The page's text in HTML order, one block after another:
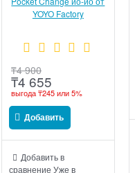
YOYO Factory
₸4 900
₸4 655
выгода₸245или5%
Добавить
Добавить в
сравнение Уже в